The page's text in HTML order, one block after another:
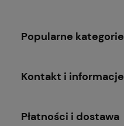
Popularne kategorie
Kontakt i informacje
Płatności i dostawa